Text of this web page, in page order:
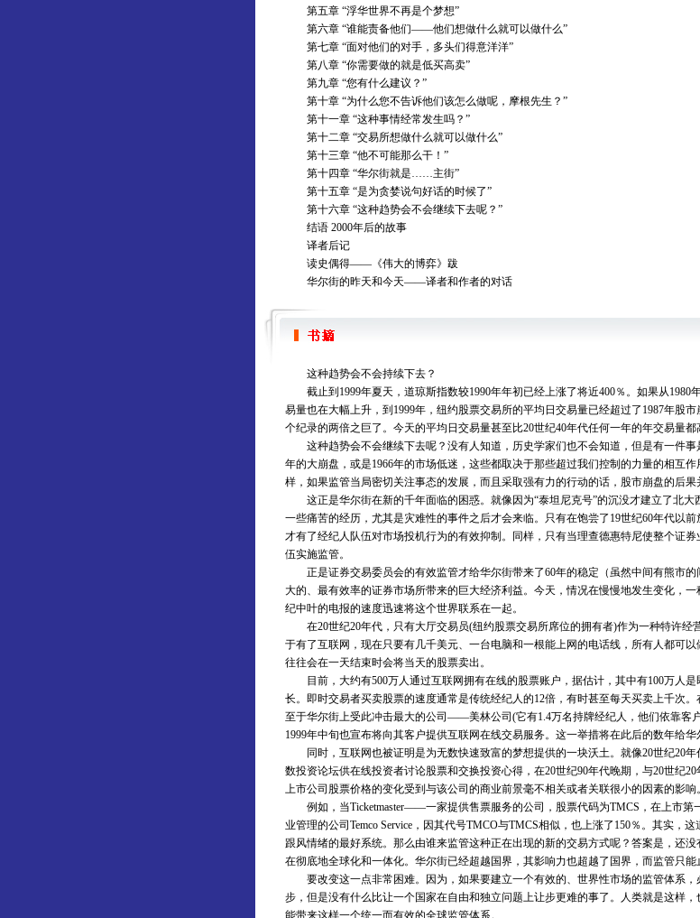
第五章 “浮华世界不再是个梦想”
第六章 “谁能责备他们——他们想做什么就可以做什么”
第七章 “面对他们的对手，多头们得意洋洋”
第八章 “你需要做的就是低买高卖”
第九章 “您有什么建议？”
第十章 “为什么您不告诉他们该怎么做呢，摩根先生？”
第十一章 “这种事情经常发生吗？”
第十二章 “交易所想做什么就可以做什么”
第十三章 “他不可能那么干！”
第十四章 “华尔街就是……主街”
第十五章 “是为贪婪说句好话的时候了”
第十六章 “这种趋势会不会继续下去呢？”
结语 2000年后的故事
译者后记
读史偶得——《伟大的博弈》跋
华尔街的昨天和今天——译者和作者的对话
这种趋势会不会持续下去？
截止到1999年夏天，道琼斯指数较1990年年初已经上涨了将近400％。如果从1980
易量也在大幅上升，到1999年，纽约股票交易所的平均日交易量已经超过了1987年股
个纪录的两倍之巨了。今天的平均日交易量甚至比20世纪40年代任何一年的年交易量都
这种趋势会不会继续下去呢？没有人知道，历史学家们也不会知道，但是有一件
年的大崩盘，或是1966年的市场低迷，这些都取决于那些超过我们控制的力量的相互
样，如果监管当局密切关注事态的发展，而且采取强有力的行动的话，股市崩盘的后果
这正是华尔街在新的千年面临的困惑。就像因为“泰坦尼克号”的沉没才建立了北大
一些痛苦的经历，尤其是灾难性的事件之后才会来临。只有在饱尝了19世纪60年代以
才有了经纪人队伍对市场投机行为的有效抑制。同样，只有当理查德惠特尼使整个证
伍实施监管。
正是证券交易委员会的有效监管才给华尔街带来了60年的稳定（虽然中间有熊市的
大的、最有效率的证券市场所带来的巨大经济利益。今天，情况在慢慢地发生变化，
纪中叶的电报的速度迅速将这个世界联系在一起。
在20世纪20年代，只有大厅交易员(纽约股票交易所席位的拥有者)作为一种特许经
于有了互联网，现在只要有几千美元、一台电脑和一根能上网的电话线，所有人都可
往往会在一天结束时会将当天的股票卖出。
目前，大约有500万人通过互联网拥有在线的股票账户，据估计，其中有100万人是
长。即时交易者买卖股票的速度通常是传统经纪人的12倍，有时甚至每天买卖上千次
至于华尔街上受此冲击最大的公司——美林公司(它有1.4万名持牌经纪人，他们依靠客
1999年中旬也宣布将向其客户提供互联网在线交易服务。这一举措将在此后的数年给华
同时，互联网也被证明是为无数快速致富的梦想提供的一块沃土。就像20世纪20年
数投资论坛供在线投资者讨论股票和交换投资心得，在20世纪90年代晚期，与20世纪
上市公司股票价格的变化受到与该公司的商业前景毫不相关或者关联很小的因素的影响。
例如，当Ticketmaster——一家提供售票服务的公司，股票代码为TMCS，在上市第
业管理的公司Temco Service，因其代号TMCO与TMCS相似，也上涨了150％。其实，
跟风情绪的最好系统。那么由谁来监管这种正在出现的新的交易方式呢？答案是，还
在彻底地全球化和一体化。华尔街已经超越国界，其影响力也超越了国界，而监管只能
要改变这一点非常困难。因为，如果要建立一个有效的、世界性市场的监管体系，
步，但是没有什么比让一个国家在自由和独立问题上让步更难的事了。人类就是这样
能带来这样一个统一而有效的全球监管体系。